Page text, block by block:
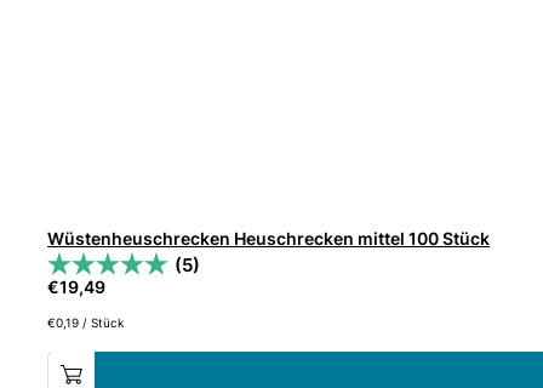
Wüstenheuschrecken Heuschrecken mittel 100 Stück
(5)
€19,49
€0,19 /Stück